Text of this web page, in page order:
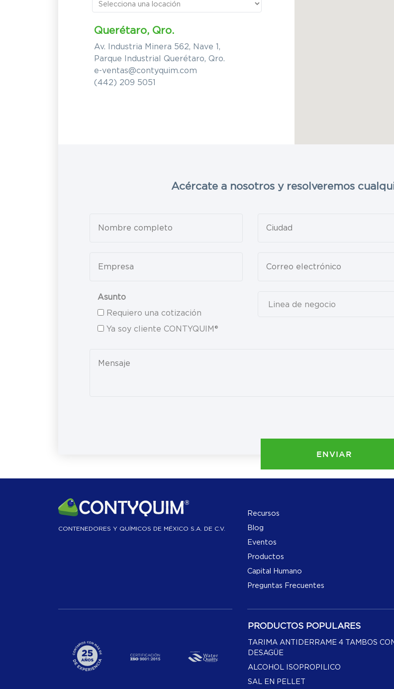
Querétaro, Qro.
Av. Industria Minera 562, Nave 1,
Parque Industrial Querétaro, Qro.
e-ventas@contyquim.com
(442) 209 5051
Acércate a nosotros y resolveremos
this
Asunto
Requiero una cotización
Ya soy cliente CONTYQUIM®
ENVIAR
CONTENEDORES Y QUÍMICOS DE MÉXICO S.A. DE C.V.
Recursos
Blog
Eventos
Productos
Capital Humano
Preguntas Frecuentes
PRODUCTOS POPULARES
TARIMA ANTIDERRAME 4 TAMBOS
DESAGÜE
ALCOHOL ISOPROPILICO
SAL EN PELLET